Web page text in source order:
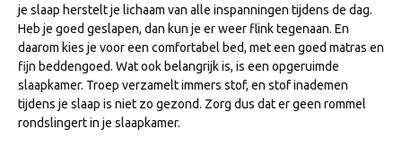
je slaap herstelt je lichaam van alle inspanningen tijdens de dag.
Heb je goed geslapen, dan kun je er weer flink tegenaan. En
daarom kies je voor een comfortabel bed, met een goed matras en
fijn beddengoed. Wat ook belangrijk is, is een opgeruimde
slaapkamer. Troep verzamelt immers stof, en stof inademen
tijdens je slaap is niet zo gezond. Zorg dus dat er geen rommel
rondslingert in je slaapkamer.